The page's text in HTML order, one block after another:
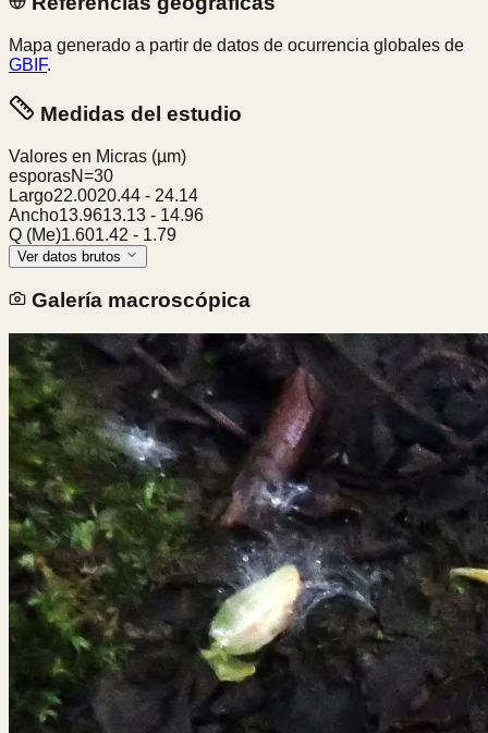
Mapa generado a partir de datos de ocurrencia globales de
GBIF.
Medidas del estudio
Valores en Micras (µm)
esporasN=30
Largo22.0020.44 - 24.14
Ancho13.9613.13 - 14.96
Q (Me)1.601.42 - 1.79
Ver datos brutos
Galería macroscópica